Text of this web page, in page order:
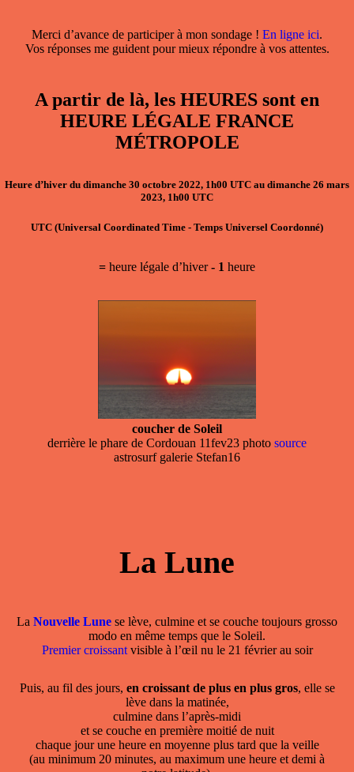
Merci d’avance de participer à mon sondage ! En ligne ici.
Vos réponses me guident pour mieux répondre à vos attentes.
A partir de là, les HEURES sont en
HEURE LÉGALE FRANCE
MÉTROPOLE
Heure d’hiver du dimanche 30 octobre 2022, 1h00 UTC au dimanche 26 mars
2023, 1h00 UTC
UTC (Universal Coordinated Time - Temps Universel Coordonné)
= heure légale d’hiver- 1 heure
coucher de Soleil
derrière le phare de Cordouan 11fev23 photo source
astrosurf galerie Stefan16
La Lune
La Nouvelle Lune se lève, culmine et se couche toujours grosso
modo en même temps que le Soleil.
Premier croissantvisible à l’œil nu le 21 février au soir
Puis, au fil des jours, en croissant de plus en plus gros, elle se
lève dans la matinée,
culmine dans l’après-midi
et se couche en première moitié de nuit
chaque jour une heure en moyenne plus tard que la veille
(au minimum 20 minutes, au maximum une heure et demi à